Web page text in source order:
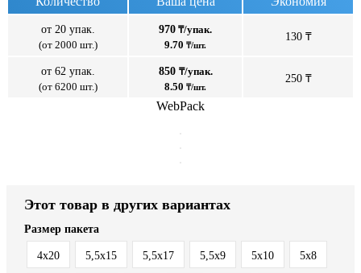
от 20 упак.
(от 2000 шт.)
970 ₸/упак.
9.70 ₸/шт.
130 ₸
от 62 упак.
(от 6200 шт.)
850 ₸/упак.
8.50 ₸/шт.
250 ₸
WebPack
Этот товар в других вариантах
Размер пакета
4x20 5,5x15 5,5x17 5,5x9 5x10 5x8